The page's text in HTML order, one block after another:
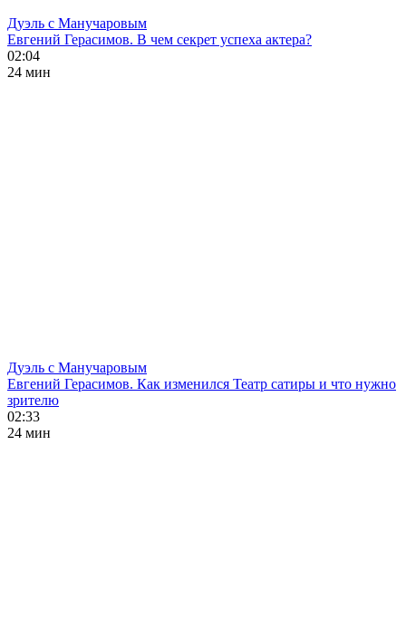
Дуэль с Манучаровым
Евгений Герасимов. В чем секрет успеха актера?
02:04
24 мин
Дуэль с Манучаровым
Евгений Герасимов. Как изменился Театр сатиры и что нужно
зрителю
02:33
24 мин